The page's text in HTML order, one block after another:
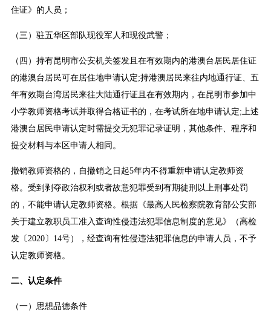
住证》的人员；
（三）驻五华区部队现役军人和现役武警；
（四）持有昆明市公安机关签发且在有效期内的港澳台居民居住证
的港澳台居民可在居住地申请认定;持港澳居民来往内地通行证、五
年有效期台湾居民来往大陆通行证且在有效期内，在昆明市参加中
小学教师资格考试并取得合格证书的，在考试所在地申请认定;上述
港澳台居民申请认定时需提交无犯罪记录证明，其他条件、程序和
提交材料与本区申请人相同。
撤销教师资格的，自撤销之日起5年内不得重新申请认定教师资
格。受到剥夺政治权利或者故意犯罪受到有期徒刑以上刑事处罚
的，不能申请认定教师资格。根据《最高人民检察院教育部公安部
关于建立教职员工准入查询性侵违法犯罪信息制度的意见》（高检
发〔2020〕14号），经查询有性侵违法犯罪信息的申请人员，不予
认定教师资格。
二、认定条件
（一）思想品德条件